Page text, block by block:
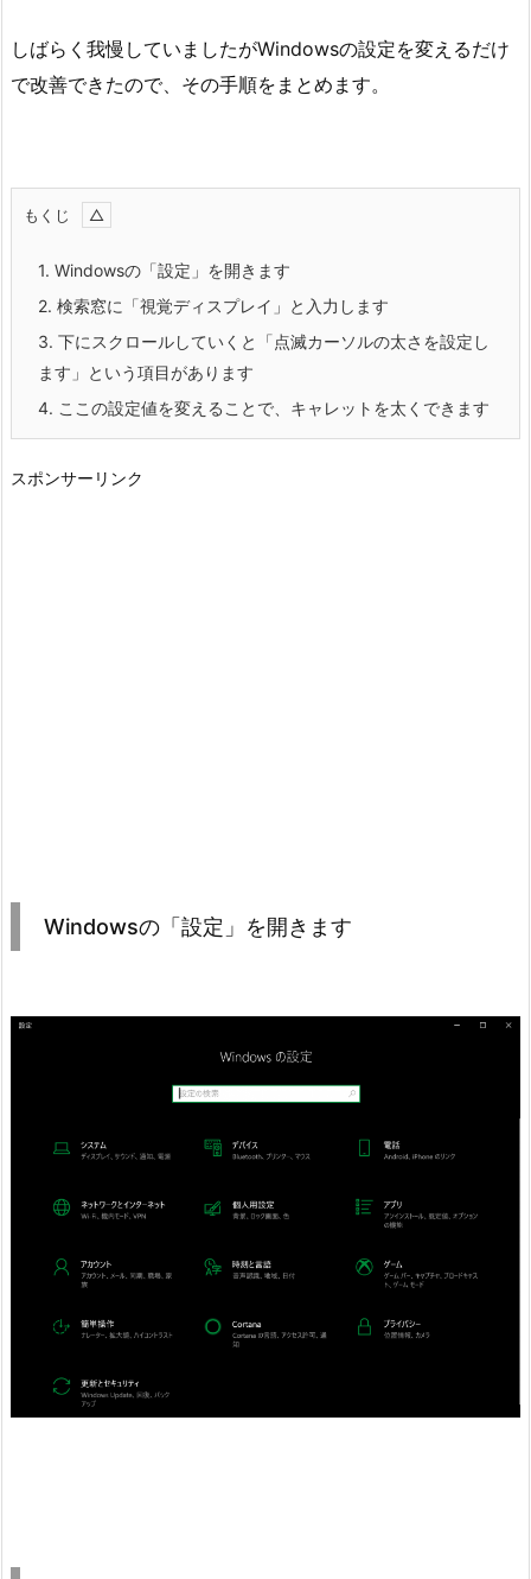
しばらく我慢していましたがWindowsの設定を変えるだけ
で改善できたので、その手順をまとめます。
もくじ
1. Windowsの「設定」を開きます
2. 検索窓に「視覚ディスプレイ」と入力します
3. 下にスクロールしていくと「点滅カーソルの太さを設定し
ます」という項目があります
4. ここの設定値を変えることで、キャレットを太くできます
スポンサーリンク
Windowsの「設定」を開きます